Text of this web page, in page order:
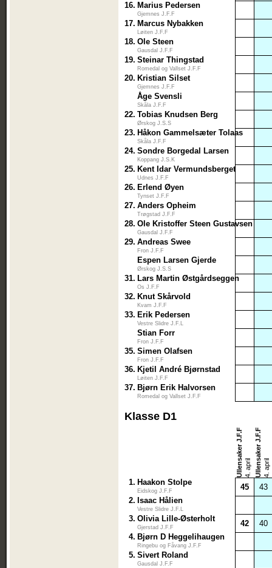
16. Marius Pedersen
Gjemnes J.F.F
17. Marcus Nybakken
Løiten J.F.F
18. Ole Steen
Gausdal J.F.F
19. Steinar Thingstad
Romedal og Vallset J.F.F
20. Kristian Silset
Gjemnes J.F.F
Åge Svensli
Skåla J.F.F
22. Tobias Knudsen Berg
Ørskog J.S.S
23. Håkon Gammelsæter Tolaas
Skåla J.F.F
24. Sondre Borgedal Larsen
Koppang J.S.K
25. Kent Idar Vermundsberget
Udnes J.F.F
26. Erlend Øyen
Tynset J.F.F
27. Anders Opheim
Trøgstad J.F.F
28. Ole Kristoffer Steen Gustavsen
Gausdal J.F.F
29. Andreas Swee
Fron J.F.F
Espen Larsen Gjerde
Ørskog J.S.S
31. Lars Martin Østgårdseggen
Os J.F.F
32. Knut Skårvold
Kvam J.F.F
33. Erik Pedersen
Vestre Slidre J.F.L
Stian Forr
Fron J.F.F
35. Simen Olafsen
Fron J.F.F
36. Kjetil André Bjørnstad
Løiten J.F.F
37. Bjørn Erik Halvorsen
Romedal og Vallset J.F.F
Klasse D1
Ullensaker J.F.F 4. april Ullensaker J.F.F 4. april
1. Haakon Stolpe
Eidskog J.F.F 45
43
2. Isaac Hålien
Vestre Slidre J.F.L
3. Olivia Lille-Østerholt
Gjerstad J.F.F 42
40
4. Bjørn D Heggelihaugen
Ringebu og Fåvang J.F.F
5. Sivert Roland
Gausdal J.F.F